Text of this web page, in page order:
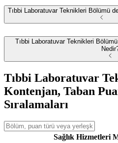
Tıbbi Laboratuvar Teknikleri Bölümü
Tıbbi Laboratuvar Teknikleri
Tıbbi Laboratuvar
Kontenjan, Taban
Sıralamaları
Sağlık Hizmetleri